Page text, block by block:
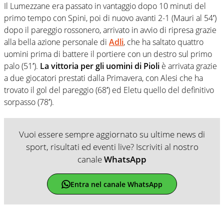
Il Lumezzane era passato in vantaggio dopo 10 minuti del
primo tempo con Spini, poi di nuovo avanti 2-1 (Mauri al 54′)
dopo il pareggio rossonero, arrivato in avvio di ripresa grazie
alla bella azione personale di Adli, che ha saltato quattro
uomini prima di battere il portiere con un destro sul primo
palo (51′). La vittoria per gli uomini di Pioli è arrivata grazie
a due giocatori prestati dalla Primavera, con Alesi che ha
trovato il gol del pareggio (68′) ed Eletu quello del definitivo
sorpasso (78′).
Vuoi essere sempre aggiornato su ultime news di
sport, risultati ed eventi live? Iscriviti al nostro
canaleWhatsApp
Entra nel canale WhatsApp